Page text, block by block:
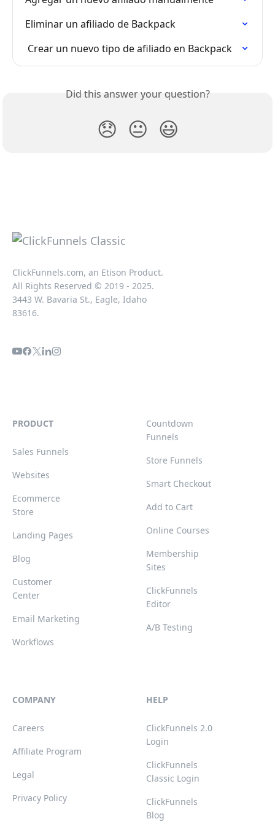
Eliminar un afiliado de Backpack
Crear un nuevo tipo de afiliado en Backpack
Did this answer your question?
😞 😐 😃
ClickFunnels.com, an Etison Product.
All Rights Reserved © 2019 - 2025.
3443 W. Bavaria St., Eagle, Idaho
83616.
PRODUCT
Sales Funnels
Websites
Ecommerce
Store
Landing Pages
Blog
Customer
Center
Email Marketing
Workflows
Countdown
Funnels
Store Funnels
Smart Checkout
Add to Cart
Online Courses
Membership
Sites
ClickFunnels
Editor
A/B Testing
COMPANY
Careers
Affiliate Program
Legal
Privacy Policy
HELP
ClickFunnels 2.0
Login
ClickFunnels
Classic Login
ClickFunnels
Blog